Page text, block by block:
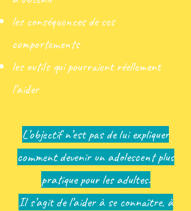
les conséquences de ses
comportements
les outils qui pourraient réellement
l’aider
L’objectif n’est pas de lui expliquer
comment devenir un adolescent plus
pratique pour les adultes.
Il s’agit de l’aider à se connaître, à